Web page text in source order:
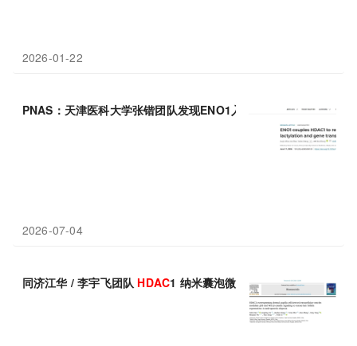
2026-01-22
PNAS：天津医科大学张锴团队发现ENO1入核耦合 HDAC1通过局
2026-07-04
同济江华 / 李宇飞团队 HDAC1 纳米囊泡微针双通路促毛发生长